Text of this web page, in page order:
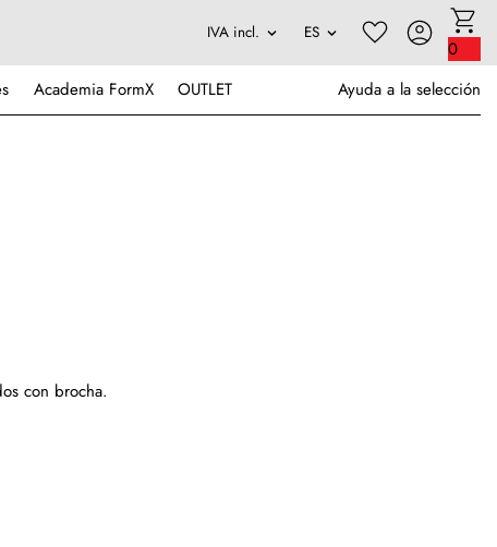
0
Academia FormX OUTLET Ayuda a la selección
con brocha.